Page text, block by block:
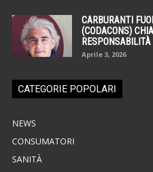
CARBURANTI
(CODACONS)
RESPONSABILITÀ
Aprile 3, 2026
CATEGORIE POPOLARI
NEWS
CONSUMATORI
SANITÀ